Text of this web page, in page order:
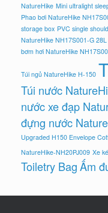
NatureHike Mini ultralight
Phao bơi NatureHike
storage box PVC single
NatureHike NH17S001-G 28L
bơm hơi NatureHike
Túi ngủ NatureHike H-150
Túi nước
nước xe đạp
đựng nước
Upgraded H150 Envelope
NatureHike-NH20PJ009 Xe
Toiletry BagẤm